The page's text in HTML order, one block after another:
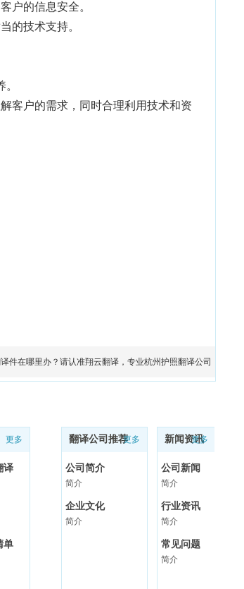
户的信息安全。
的技术支持。
客户的需求，同时合理利用技术和资
件在哪里办？请认准翔云翻译，专业杭州护照翻译公司
新闻资讯
更多
公司新闻
简介
行业资讯
简介
常见问题
简介
翻译公司推荐更多
公司简介
简介
企业文化
简介
更多
译
单